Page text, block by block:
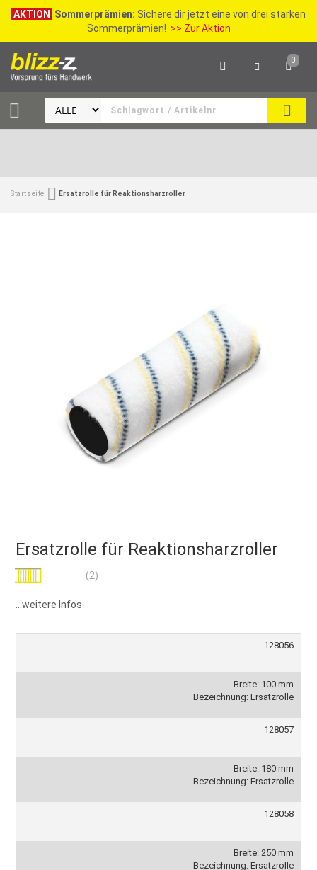
AKTION Sommerprämien: Sichere dir jetzt eine von drei starken
Sommerprämien! >> Zur Aktion
0
Startseite Ersatzrolle für Reaktionsharzroller
Ersatzrolle für Reaktionsharzroller
Bewertung: (2)
...weitere Infos
128056
Breite: 100 mm
Bezeichnung: Ersatzrolle
128057
Breite: 180 mm
Bezeichnung: Ersatzrolle
128058
Breite: 250 mm
Bezeichnung: Ersatzrolle